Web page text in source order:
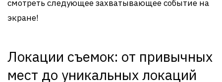
смотреть следующее захватывающее событие на
экране!
Локации съемок: от привычных
мест до уникальных локаций